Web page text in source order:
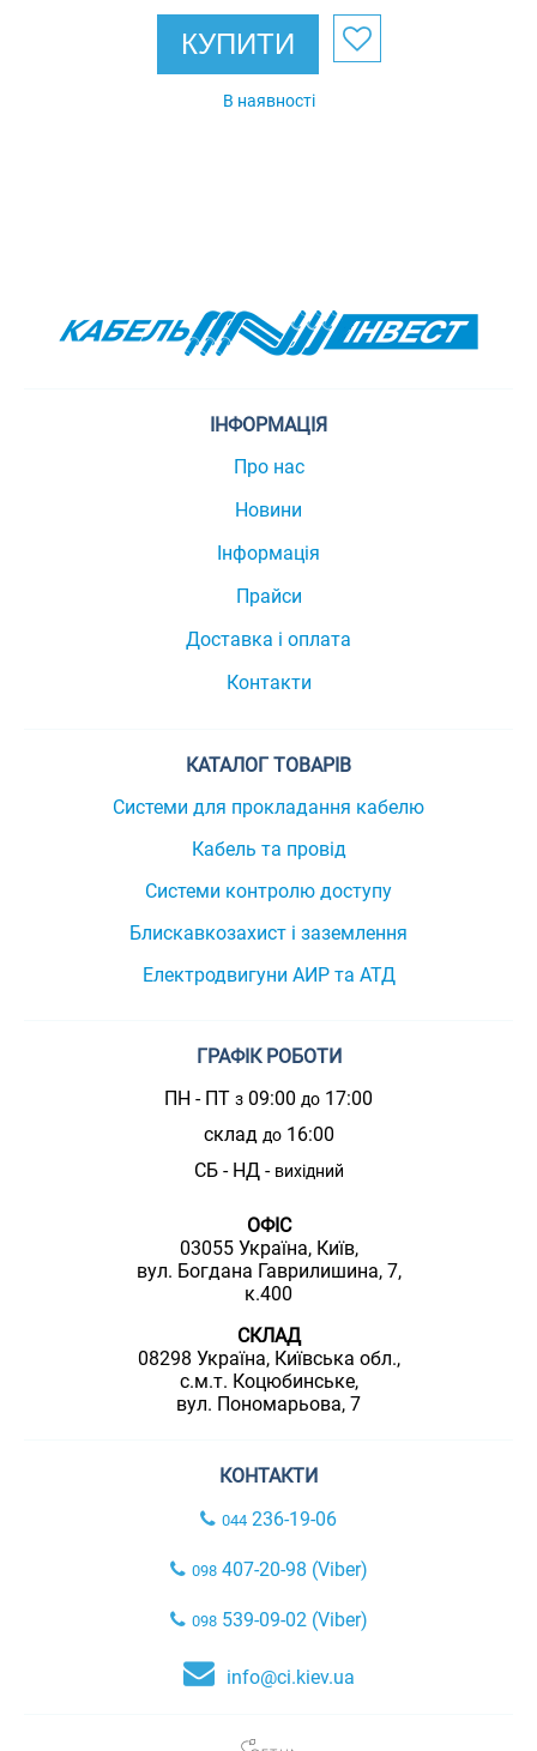
КУПИТИ
В наявності
ІНФОРМАЦІЯ
Про нас
Новини
Інформація
Прайси
Доставка і оплата
Контакти
КАТАЛОГ ТОВАРІВ
Системи для прокладання кабелю
Кабель та провід
Системи контролю доступу
Блискавкозахист і заземлення
Електродвигуни АИР та АТД
ГРАФІК РОБОТИ
ПН - ПТ з 09:00 до 17:00
склад до16:00
СБ - НД - вихідний
ОФІС
03055 Україна, Київ,
вул. Богдана Гаврилишина, 7,
к.400
СКЛАД
08298 Україна, Київська обл.,
с.м.т. Коцюбинське,
вул. Пономарьова, 7
КОНТАКТИ
044 236-19-06
098407-20-98 (Viber)
098539-09-02 (Viber)
info@ci.kiev.ua